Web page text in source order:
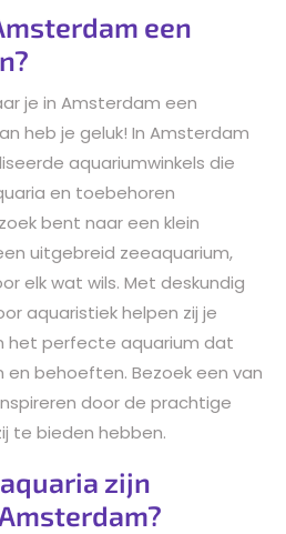
een
je in Amsterdam een
heb je geluk! In Amsterdam
aquariumwinkels die
en toebehoren
bent naar een klein
uitgebreid zeeaquarium,
elk wat wils. Met deskundig
aquaristiek helpen zij je
het perfecte aquarium dat
en behoeften. Bezoek een van
door de prachtige
te bieden hebben.
zijn